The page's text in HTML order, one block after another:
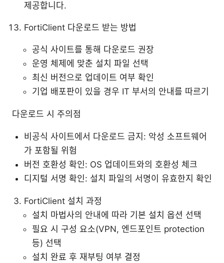
제공합니다.
FortiClient 다운로드 받는 방법
공식 사이트를 통해 다운로드 권장
운영 체제에 맞춘 설치 파일 선택
최신 버전으로 업데이트 여부 확인
기업 배포판이 있을 경우 IT 부서의 안내를 따르기
다운로드 시 주의점
비공식 사이트에서 다운로드 금지: 악성 소프트웨어
가 포함될 위험
버전 호환성 확인: OS 업데이트와의 호환성 체크
디지털 서명 확인: 설치 파일의 서명이 유효한지 확인
FortiClient 설치 과정
설치 마법사의 안내에 따라 기본 설치 옵션 선택
필요 시 구성 요소(VPN, 엔드포인트 protection
등) 선택
설치 완료 후 재부팅 여부 결정